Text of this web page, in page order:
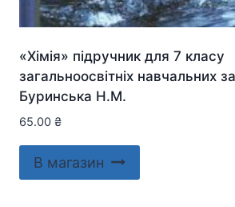
«Хімія» підручник для 7 класу
загальноосвітніх навчальних
Буринська Н.М.
65.00 ₴
В магазин